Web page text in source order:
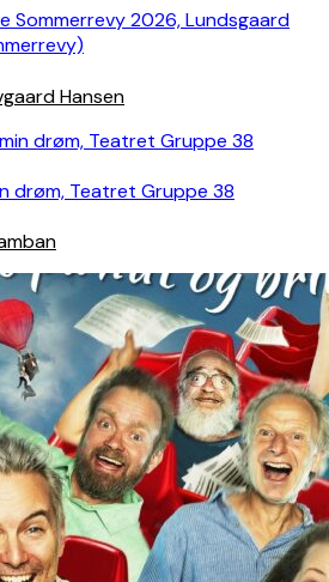
Sommerrevy 2026, Lundsgaard
Hansen
drøm, Teatret Gruppe 38